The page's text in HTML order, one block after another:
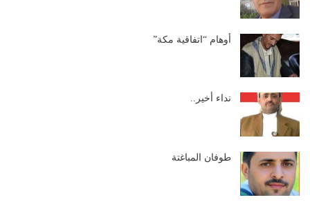
أوهام “اتفاقية مكة”
نداء أخير..
طوفان المباغتة